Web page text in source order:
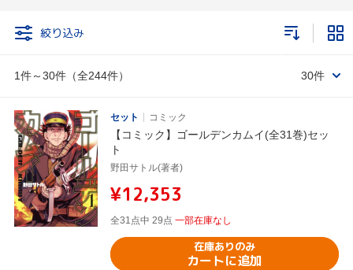
絞り込み
1件～30件（全244件） 30件
セット コミック
【コミック】ゴールデンカムイ(全31巻)セッ
ト
野田サトル(著者)
¥12,353
全31点中 29点 一部在庫なし
在庫ありのみ
カートに追加